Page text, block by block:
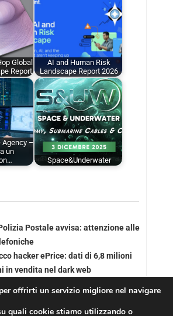
Global
Report
AI and Human Risk
Landscape Report 2026
Agency –
un
Space&Underwater
Postale avvisa: attenzione alle
hacker ePrice: dati di 6,8 milioni
in vendita nel dark web
offrirti un servizio migliore nel navigare
quali cookie stiamo utilizzando o